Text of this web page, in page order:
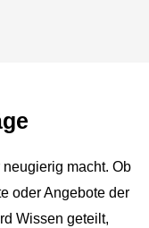
macht. Ob
oder Angebote der
Wissen geteilt,